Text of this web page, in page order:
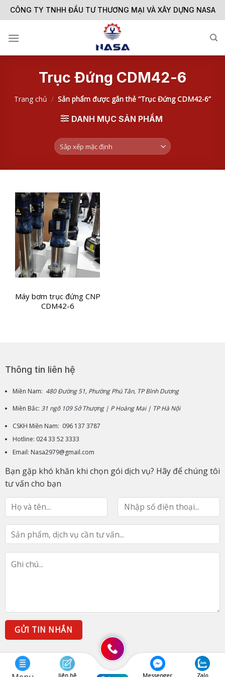
Skip
to
CÔNG TY TNHH ĐẦU TƯ THƯƠNG MẠI VÀ XÂY DỰNG NASA
Trục Đứng CDM42-6
Trang chủ / Sản phẩm được gắn thẻ “Trục Đứng CDM42-6”
DANH MỤC SẢN PHẨM
Máy bơm trục đứng CNP
CDM42-6
Thông tin liên hệ
Miền Nam: 480 Đường 51, Phường Phú Tân, TP Bình Dương
Miền Bắc: 31 ngõ 109 Sở Thượng | P Hoàng Mai | TP Hà Nội
CSKH Miền Nam: 096 137 3787
Hotline: 024 33 52 3333
Email: Nasa2979@gmail.com
Bạn gặp khó khăn khi chọn gói dịch vụ? Hãy để chúng tôi
tư vấn cho bạn
liên hệ Messenger Zalo